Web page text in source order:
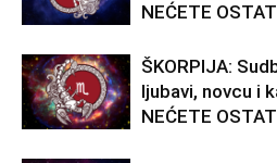
NEĆETE
ŠKORPIJA:
ljubavi, novcu i
NEĆETE